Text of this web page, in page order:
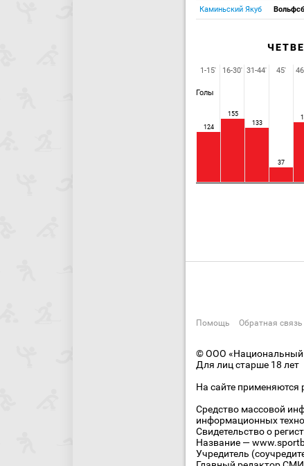
Каминьский Якуб
Голы
124
155
133
37
1-15' 16-30' 31-44' 45'
Помощь Обратная связь
© ООО «Национальный
Для лиц старше 18 лет
На сайте применяются
Средство массовой
информационных
Свидетельство о
Название —
Учредитель